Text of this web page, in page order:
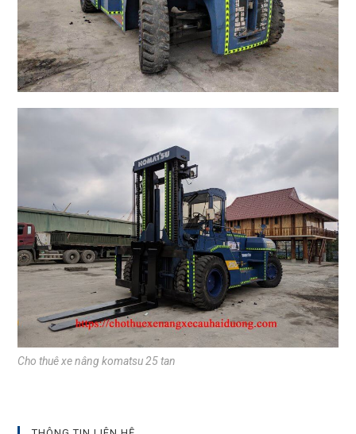
Cho thuê xe nâng komatsu 25 tan